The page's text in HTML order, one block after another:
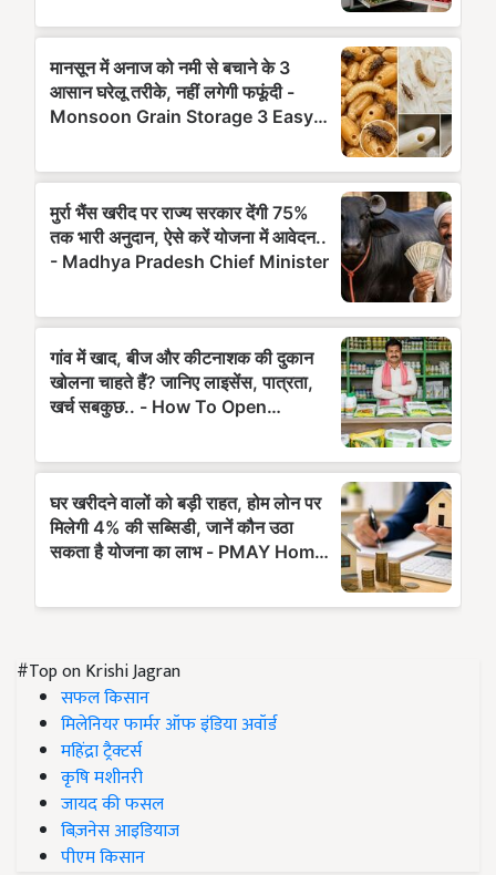
#Top on Krishi Jagran
सफल किसान
मिलेनियर फार्मर ऑफ इंडिया अवॉर्ड
महिंद्रा ट्रैक्टर्स
कृषि मशीनरी
जायद की फसल
बिज़नेस आइडियाज
पीएम किसान